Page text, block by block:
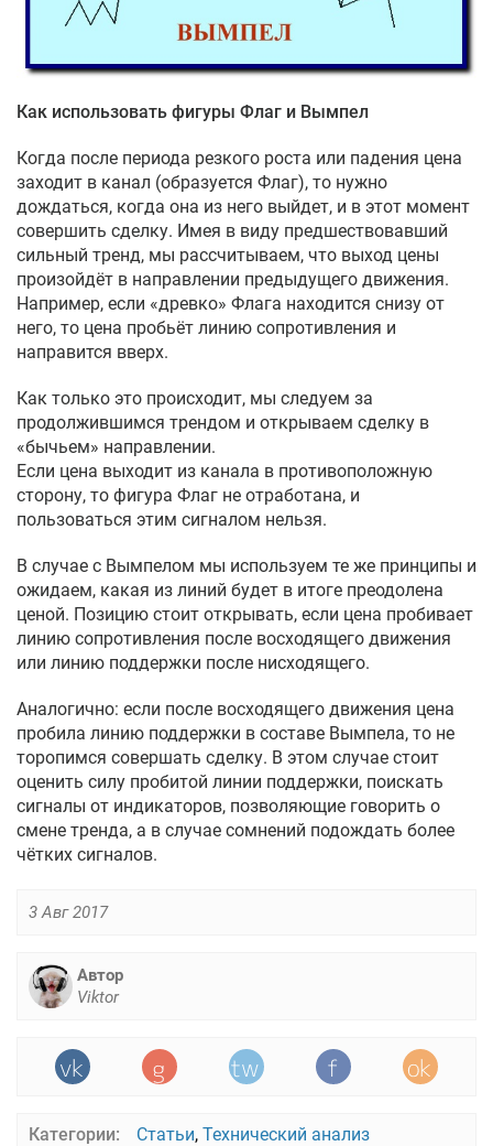
Как использовать фигуры Флаг и Вымпел
Когда после периода резкого роста или падения цена
заходит в канал (образуется Флаг), то нужно
дождаться, когда она из него выйдет, и в этот момент
совершить сделку. Имея в виду предшествовавший
сильный тренд, мы рассчитываем, что выход цены
произойдёт в направлении предыдущего движения.
Например, если «древко» Флага находится снизу от
него, то цена пробьёт линию сопротивления и
направится вверх.
Как только это происходит, мы следуем за
продолжившимся трендом и открываем сделку в
«бычьем» направлении.
Если цена выходит из канала в противоположную
сторону, то фигура Флаг не отработана, и
пользоваться этим сигналом нельзя.
В случае с Вымпелом мы используем те же принципы и
ожидаем, какая из линий будет в итоге преодолена
ценой. Позицию стоит открывать, если цена пробивает
линию сопротивления после восходящего движения
или линию поддержки после нисходящего.
Аналогично: если после восходящего движения цена
пробила линию поддержки в составе Вымпела, то не
торопимся совершать сделку. В этом случае стоит
оценить силу пробитой линии поддержки, поискать
сигналы от индикаторов, позволяющие говорить о
смене тренда, а в случае сомнений подождать более
чётких сигналов.
3 Авг 2017
Автор
Viktor
Категории: Статьи, Технический анализ